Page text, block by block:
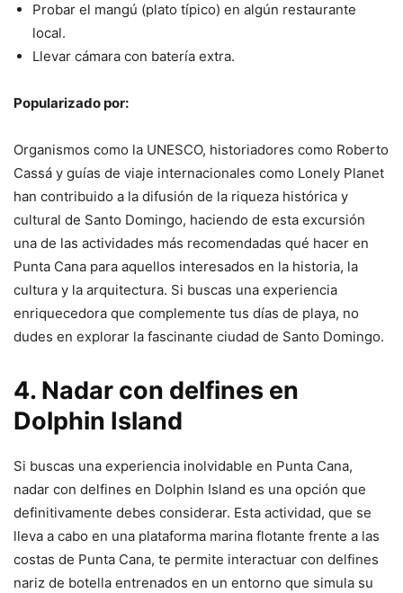
Probar el mangú (plato típico) en algún restaurante
local.
Llevar cámara con batería extra.
Popularizado por:
Organismos como la UNESCO, historiadores como Roberto
Cassá y guías de viaje internacionales como Lonely Planet
han contribuido a la difusión de la riqueza histórica y
cultural de Santo Domingo, haciendo de esta excursión
una de las actividades más recomendadas qué hacer en
Punta Cana para aquellos interesados en la historia, la
cultura y la arquitectura. Si buscas una experiencia
enriquecedora que complemente tus días de playa, no
dudes en explorar la fascinante ciudad de Santo Domingo.
4. Nadar con delfines en
Dolphin Island
Si buscas una experiencia inolvidable en Punta Cana,
nadar con delfines en Dolphin Island es una opción que
definitivamente debes considerar. Esta actividad, que se
lleva a cabo en una plataforma marina flotante frente a las
costas de Punta Cana, te permite interactuar con delfines
nariz de botella entrenados en un entorno que simula su